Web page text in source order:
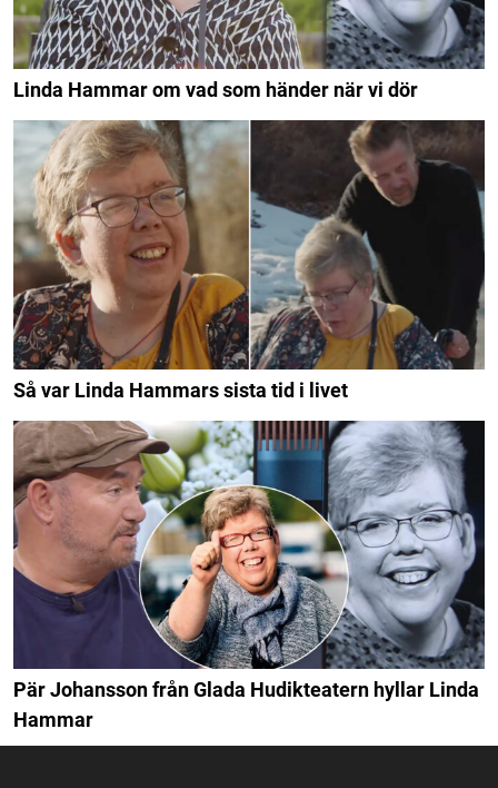
Linda Hammar om vad som händer när vi dör
Så var Linda Hammars sista tid i livet
Pär Johansson från Glada Hudikteatern hyllar Linda
Hammar